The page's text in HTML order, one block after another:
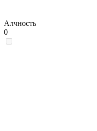
Алчность
0